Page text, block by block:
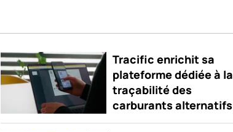
Tracific enrichit sa
plateforme dédiée à la
traçabilité des
carburants alternatifs